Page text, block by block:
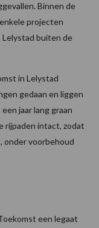
Binnen de
projecten
buiten de
in Lelystad
gedaan en liggen
jaar lang graan
rijpaden intact, zodat
onder voorbehoud
een legaat